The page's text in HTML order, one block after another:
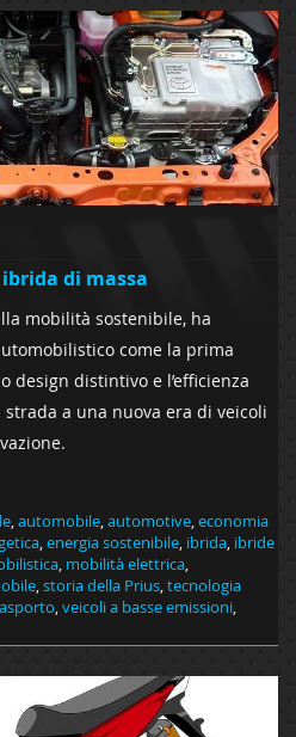
di massa
mobilità sostenibile, ha
come la prima
design distintivo e l’efficienza
a una nuova era di veicoli
,automobile,automotive,economia
,energia sostenibile, ibrida, ibride
, mobilità elettrica,
,storia della Prius,tecnologia
,veicoli a basse emissioni,